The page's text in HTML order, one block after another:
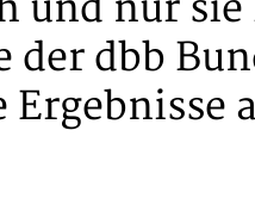
und nur
dbb
Ergebnisse